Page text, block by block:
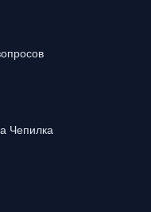
Чепилка